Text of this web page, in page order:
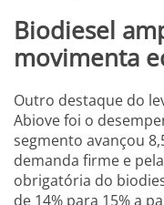
Biodiesel
movimenta
Outro destaque do
Abiove foi o
segmento avançou
demanda firme e
obrigatória do
de 14% para 15% a